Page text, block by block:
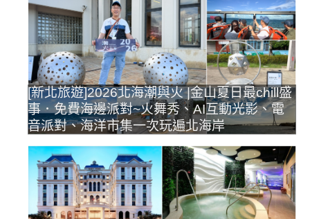
[新北旅遊]2026北海潮與火 |金山夏日最chill盛
事．免費海邊派對~火舞秀、AI互動光影、電
音派對、海洋市集一次玩遍北海岸